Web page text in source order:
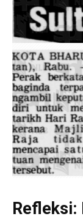
Refleksi: